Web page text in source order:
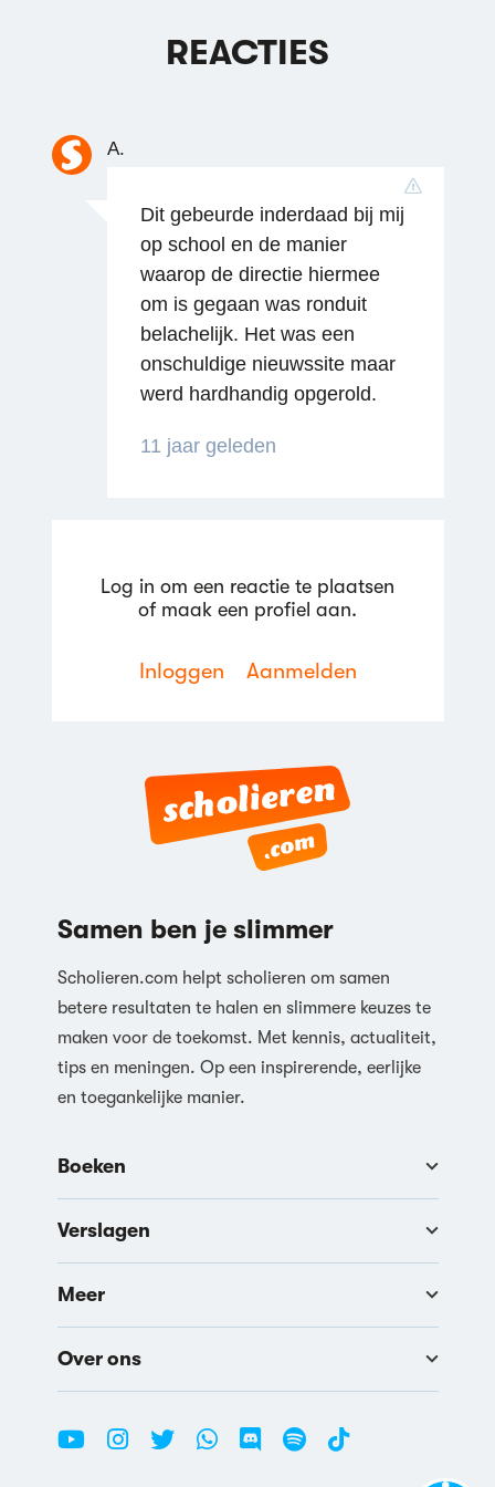
REACTIES
A.
Dit gebeurde inderdaad bij mij
op school en de manier
waarop de directie hiermee
om is gegaan was ronduit
belachelijk. Het was een
onschuldige nieuwssite maar
werd hardhandig opgerold.
11 jaar geleden
Reageren
Log in om een reactie te plaatsen
of maak een profiel aan.
Inloggen Aanmelden
Samen ben je slimmer
Scholieren.com helpt scholieren om samen
betere resultaten te halen en slimmere keuzes te
maken voor de toekomst. Met kennis, actualiteit,
tips en meningen. Op een inspirerende, eerlijke
en toegankelijke manier.
Boeken
Verslagen
Meer
Over ons